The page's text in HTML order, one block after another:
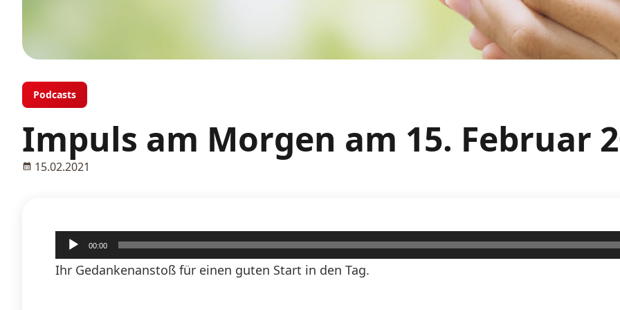
Podcasts
Impuls am Morgen am 15. Februar
15.02.2021
Audio-
Player
00:00
Ihr Gedankenanstoß für einen guten Start in den Tag.